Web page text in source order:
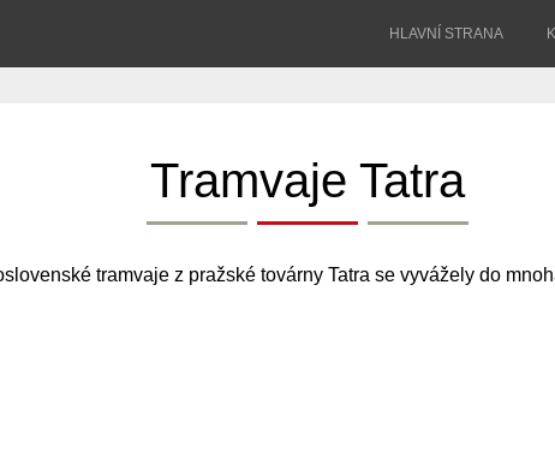
HLAVNÍ STRANA
Tramvaje Tatra
tramvaje z pražské továrny Tatra se vyvážely do